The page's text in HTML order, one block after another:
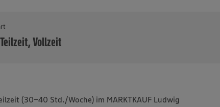
Vollzeit
(30-40 Std./Woche) im MARKTKAUF Ludwig